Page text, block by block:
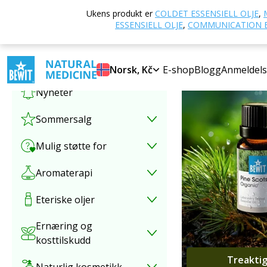
Ukens produkt erCOLDET ESSENSIELL OLJE,
ESSENSIELL OLJE, COMMUNICATION
Norsk, Kč E-shopBlogg
Spesialtilbud
Nyheter
Sommersalg
Mulig støtte for
Aromaterapi
Eteriske oljer
Ernæring og
kosttilskudd
i hver